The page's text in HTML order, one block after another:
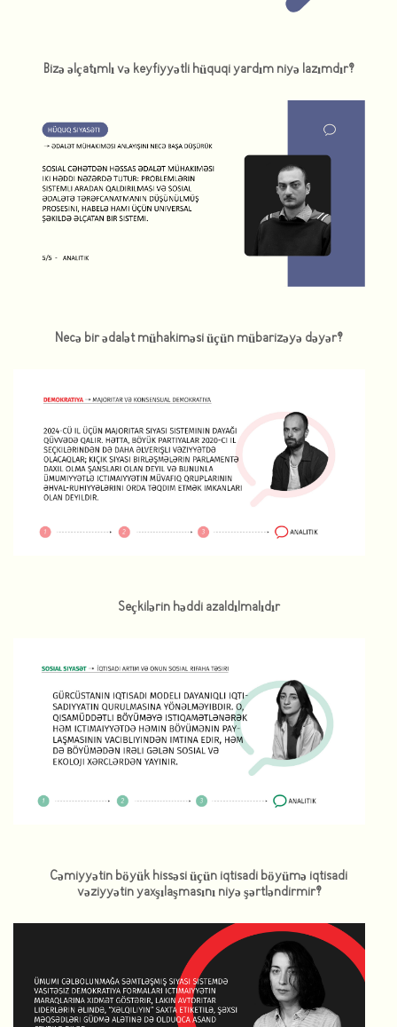
Bizə əlçatımlı və keyfiyyətli hüquqi yardım niyə lazımdır?
Necə bir ədalət mühakiməsi üçün mübarizəyə dəyər?
Seçkilərin həddi azaldılmalıdır
Cəmiyyətin böyük hissəsi üçün iqtisadi böyümə iqtisadi
vəziyyətin yaxşılaşmasını niyə şərtləndirmir?